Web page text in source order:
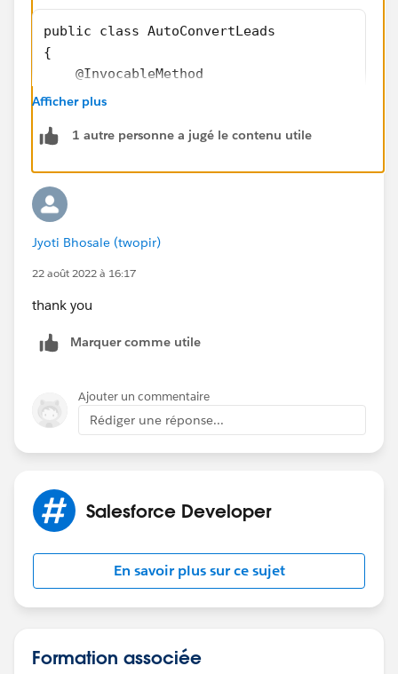
public class AutoConvertLeads
{
    @InvocableMethod
public static void assignLeads(List<Id>
LeadStatus cLeadStatus=[Select
        {
Database.LeadConvert
        }
        if(!massLeadConvert.isEmpty()){
        }
    }
@isTest
private class AutoConvertLeadsTest
{
    private static testMethod void doTest()
            insert l;
Afficher plus
1 autre personne a jugé le contenu utile
Jyoti Bhosale (twopir)
22 août 2022 à 16:17
thank you
Marquer comme utile
Ajouter un commentaire
Rédiger une réponse...
Salesforce Developer
En savoir plus sur ce sujet
Formation associée